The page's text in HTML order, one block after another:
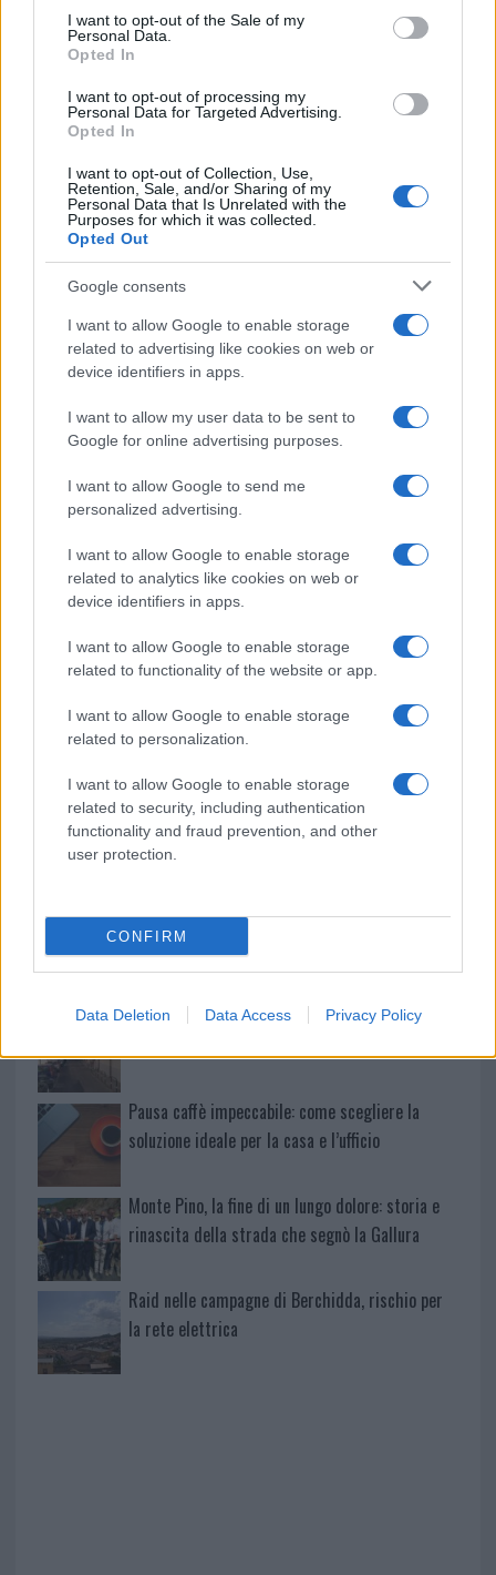
consent section.
I want to opt-out of the Sale of my
Personal Data.
Opted In
I want to opt-out of processing my
Personal Data for Targeted Advertising.
Opted In
I want to opt-out of Collection, Use,
Retention, Sale, and/or Sharing of my
Personal Data that Is Unrelated with the
Purposes for which it was collected.
Opted Out
Google consents
I want to allow Google to enable storage
related to advertising like cookies on web or
device identifiers in apps.
I want to allow my user data to be sent to
Google for online advertising purposes.
I want to allow Google to send me
personalized advertising.
I want to allow Google to enable storage
related to analytics like cookies on web or
device identifiers in apps.
I want to allow Google to enable storage
related to functionality of the website or app.
I want to allow Google to enable storage
related to personalization.
I want to allow Google to enable storage
related to security, including authentication
functionality and fraud prevention, and other
user protection.
CONFIRM
Data Deletion Data Access Privacy Policy
Notizie in tempo reale?
Entra nel canale telegram di
Ricevi le nostre ultime news
da Google News
Condividi l'articolo
F
a
ce
b
o
o
k
T
w
it
te
r
Pi
n
te
re
st
W
h
at
s
A
p
p
S
a
re
Articolo precedente
Prossimo articolo
NOTIZIE RECENTI
Le previsioni meteo per il weekend a Olbia e in
Michelle Hunziker in Gallura, bella anche dal
vivo: un amico vip svela come fa
Calangianus, dopo le polemiche il centro
accoglienza minori chiude
Olbia, divieto di sosta contro spaccio e degrado:
Pausa caffè impeccabile: come scegliere la
soluzione ideale per la casa e l’ufficio
Monte Pino, la fine di un lungo dolore: storia e
rinascita della strada che segnò la Gallura
Raid nelle campagne di Berchidda, rischio per
la rete elettrica